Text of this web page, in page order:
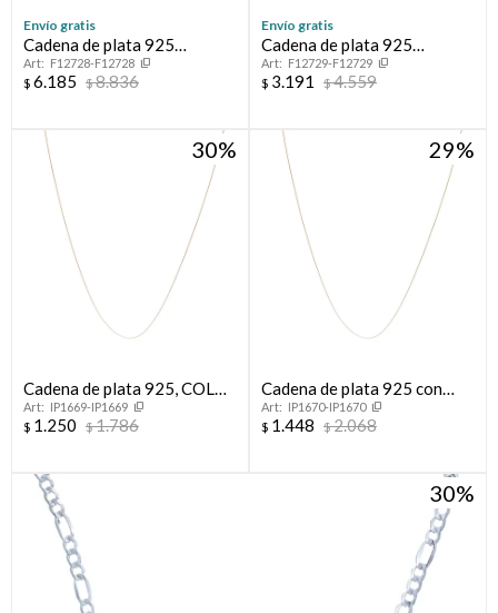
Envío gratis
Cadena de plata 925
CARDANO
F12728-F12728
$ 6.185 $8.836
Envío gratis
Cadena de plata 925
TOURBILLON
F12729-F12729
$ 3.191 $4.559
30
Cadena de plata 925, COLA
DE RATON.
IP1669-IP1669
$ 1.250 $1.786
29
Cadena de plata 925 con
baño de oro amarillo, COLA
DE RATON.
IP1670-IP1670
$ 1.448 $2.068
30